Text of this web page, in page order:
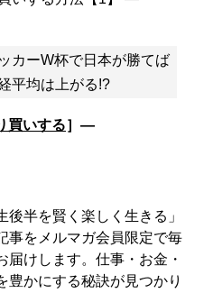
カーW杯で日本が勝てば
平均は上がる!?
買いする］―
後半を賢く楽しく生きる」
事をメルマガ会員限定で毎
届けします。仕事・お金・
かにする秘訣が見つかり